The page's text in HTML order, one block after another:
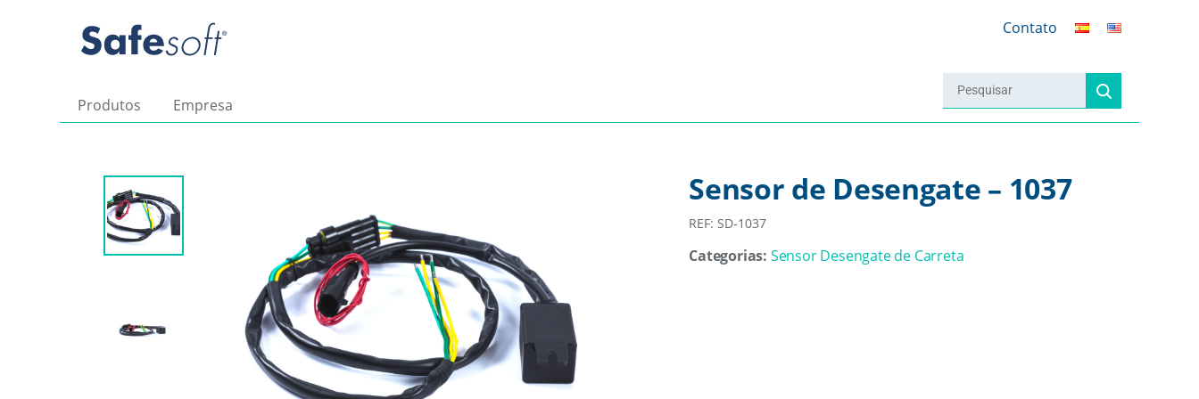
Contato
Produtos Empresa
Sensor de Desengate – 1037
REF: SD-1037
Categorias: Sensor Desengate de Carreta